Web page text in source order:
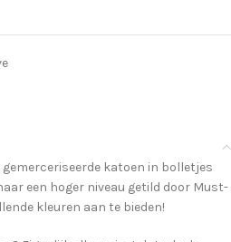
gemerceriseerde katoen in bolletjes
een hoger niveau getild door Must-
kleuren aan te bieden!